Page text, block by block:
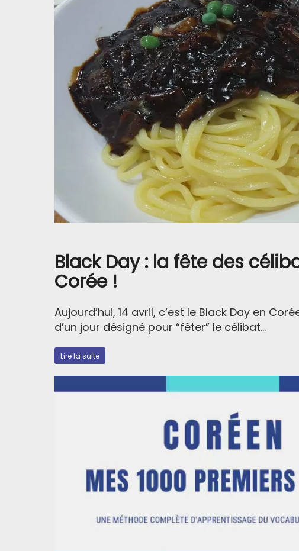
Black Day : la fête des
Corée !
Aujourd’hui, 14 avril, c’est le Black Day en
d’un jour désigné pour “fêter” le célibat...
Lire la suite
Vous êtes libre de recevoir
conversation pour se
de voyager sereinement en